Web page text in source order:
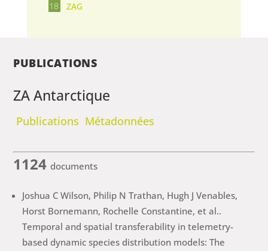
ZAG
PUBLICATIONS
ZA Antarctique
Publications Métadonnées
1124 documents
Joshua C Wilson, Philip N Trathan, Hugh J Venables,
Horst Bornemann, Rochelle Constantine, et al..
Temporal and spatial transferability in telemetry-
based dynamic species distribution models: The